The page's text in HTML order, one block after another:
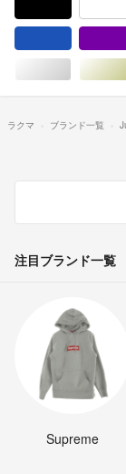
シルバー
ラクマ ブランド一覧
注目ブランド一覧
Supreme